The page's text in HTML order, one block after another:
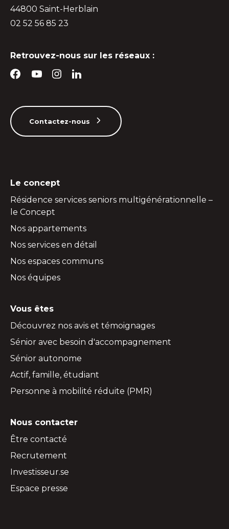
44800 Saint-Herblain
02 52 56 85 23
Retrouvez-nous sur les réseaux :
Contactez-nous
Le concept
Résidence services seniors multigénérationnelle –
le Concept
Nos appartements
Nos services en détail
Nos espaces communs
Nos équipes
Vous êtes
Découvrez nos avis et témoignages
Sénior avec besoin d'accompagnement
Sénior autonome
Actif, famille, étudiant
Personne à mobilité réduite (PMR)
Nous contacter
Être contacté
Recrutement
Investisseur.se
Espace presse